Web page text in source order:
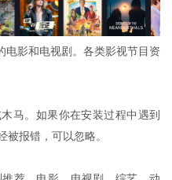
影和电视剧。各类影视节目资
马。如果你在安装过程中遇到
报错，可以忽略。